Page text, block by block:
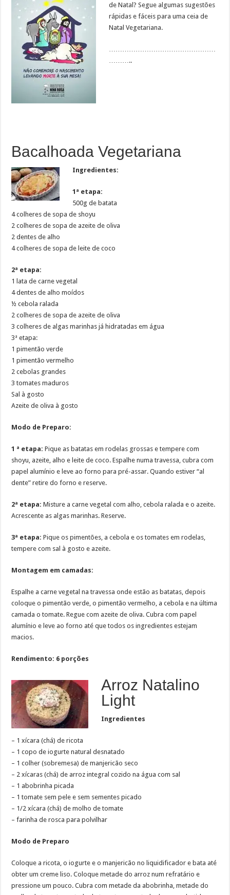
de Natal? Segue algumas sugestões
rápidas e fáceis para uma ceia de
Natal Vegetariana.
………..
Bacalhoada Vegetariana
Ingredientes:
1ª etapa:
500g de batata
4 colheres de sopa de shoyu
2 colheres de sopa de azeite de oliva
2 dentes de alho
4 colheres de sopa de leite de coco
2ª etapa:
1 lata de carne vegetal
4 dentes de alho moídos
½ cebola ralada
2 colheres de sopa de azeite de oliva
3 colheres de algas marinhas já hidratadas em água
3ª etapa:
1 pimentão verde
1 pimentão vermelho
2 cebolas grandes
3 tomates maduros
Sal à gosto
Azeite de oliva à gosto
Modo de Preparo:
1 ª etapa: Pique as batatas em rodelas grossas e tempere com
shoyu, azeite, alho e leite de coco. Espalhe numa travessa, cubra com
papel alumínio e leve ao forno para pré-assar. Quando estiver “al
dente” retire do forno e reserve.
2ª etapa: Misture a carne vegetal com alho, cebola ralada e o azeite.
Acrescente as algas marinhas. Reserve.
3ª etapa: Pique os pimentões, a cebola e os tomates em rodelas,
tempere com sal à gosto e azeite.
Montagem em camadas:
Espalhe a carne vegetal na travessa onde estão as batatas, depois
coloque o pimentão verde, o pimentão vermelho, a cebola e na última
camada o tomate. Regue com azeite de oliva. Cubra com papel
alumínio e leve ao forno até que todos os ingredientes estejam
macios.
Rendimento: 6 porções
Arroz Natalino
Light
Ingredientes
– 1 xícara (chá) de ricota
– 1 copo de iogurte natural desnatado
– 1 colher (sobremesa) de manjericão seco
– 2 xícaras (chá) de arroz integral cozido na água com sal
– 1 abobrinha picada
– 1 tomate sem pele e sem sementes picado
– 1/2 xícara (chá) de molho de tomate
– farinha de rosca para polvilhar
Modo de Preparo
Coloque a ricota, o iogurte e o manjericão no liquidificador e bata até
obter um creme liso. Coloque metade do arroz num refratário e
pressione um pouco. Cubra com metade da abobrinha, metade do